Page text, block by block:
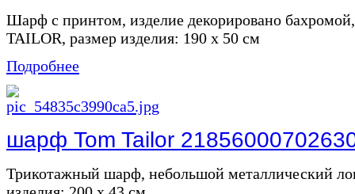
Шарф с принтом, изделие декорировано
TAILOR, размер изделия: 190 x 50 см
Подробнее
шарф Tom Tailor
Трикотажный шарф, небольшой металлический